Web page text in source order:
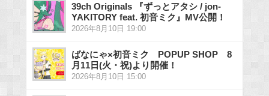
39ch Originals 『ずっとアタシ / jon-
YAKITORY feat. 初音ミク』MV公開！
2026年8月10日 19:00
ばなにゃ×初音ミク POPUP SHOP 8
月11日(火・祝)より開催！
2026年8月10日 15:00